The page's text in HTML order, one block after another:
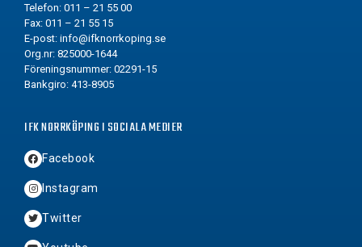
Telefon: 011 – 21 55 00
Fax: 011 – 21 55 15
E-post: info@ifknorrkoping.se
Org.nr: 825000-1644
Föreningsnummer: 02291-15
Bankgiro: 413-8905
IFK NORRKÖPING I SOCIALA MEDIER
Facebook
Instagram
Twitter